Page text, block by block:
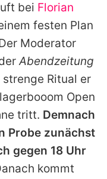
bei Florian
festen Plan
Moderator
Abendzeitung
Ritual er
Open
tritt. Demnach
Probe zunächst
gegen 18 Uhr
kommt